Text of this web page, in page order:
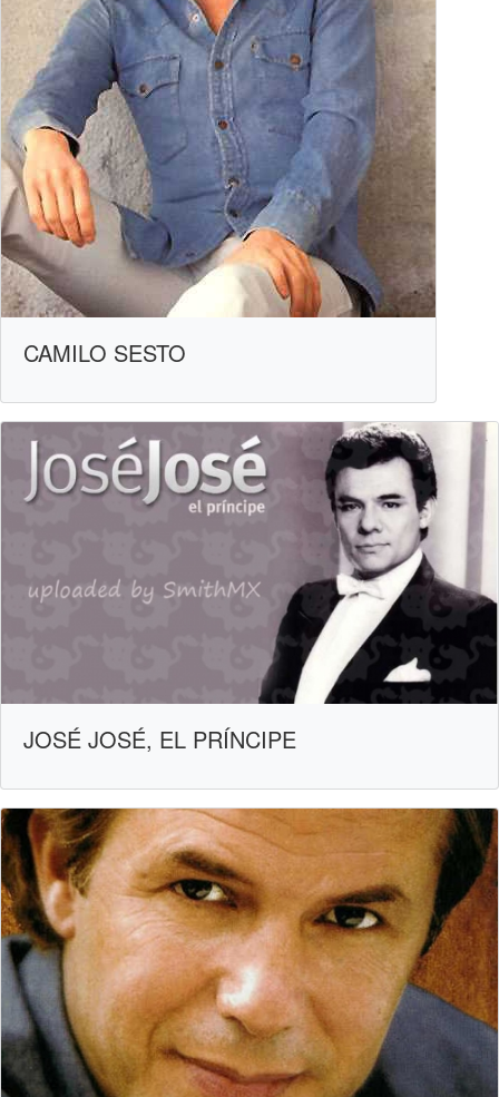
CAMILO SESTO
JOSÉ JOSÉ, EL PRÍNCIPE